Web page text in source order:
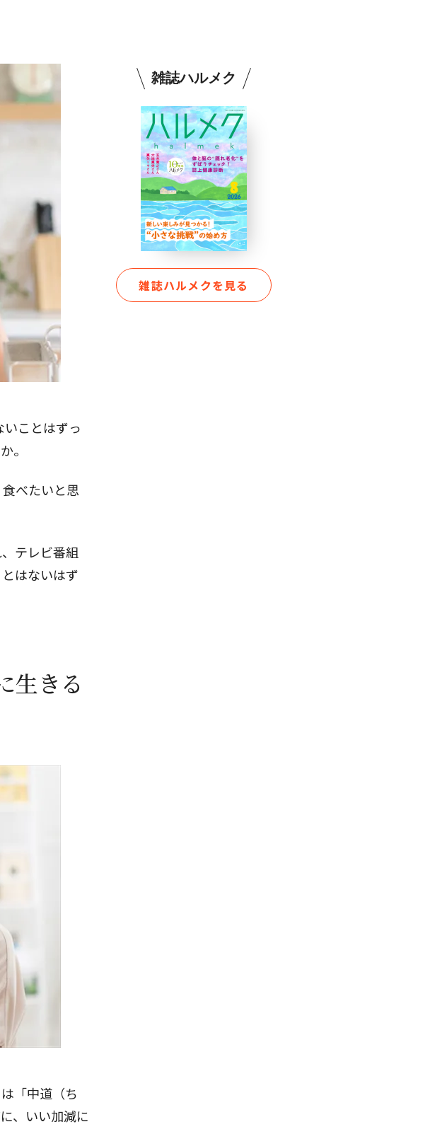
ことはずっ
。
べたいと思
テレビ番組
はないはず
生きる
「中道（ち
、いい加減に
雑誌ハルメク
雑誌ハルメクを見る